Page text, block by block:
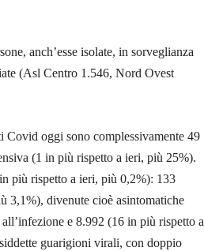
anch’esse isolate, in sorveglianza
(Asl Centro 1.546, Nord Ovest
Covid oggi sono complessivamente 49
(1 in più rispetto a ieri, più 25%).
più rispetto a ieri, più 0,2%): 133
3,1%), divenute cioè asintomatiche
e 8.992 (16 in più rispetto a
guarigioni virali, con doppio